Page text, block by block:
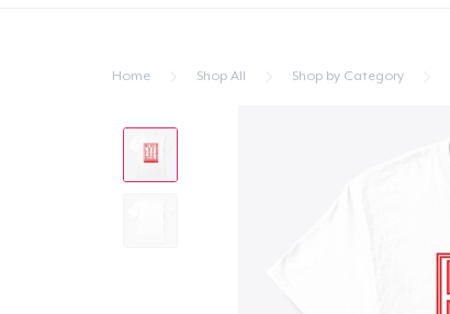
Home Shop All Shop by Category